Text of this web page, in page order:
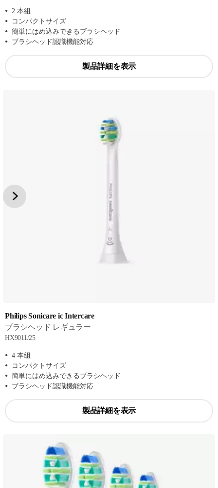
2 本組
コンパクトサイズ
簡単にはめ込みできるブラシヘッド
ブラシヘッド認識機能対応
製品詳細を表示
Philips Sonicare ic Intercare
ブラシヘッド レギュラー
HX9011/25
4 本組
コンパクトサイズ
簡単にはめ込みできるブラシヘッド
ブラシヘッド認識機能対応
製品詳細を表示